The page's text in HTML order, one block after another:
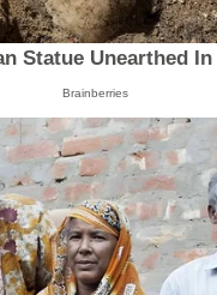
Statue Unearthed In
Brainberries